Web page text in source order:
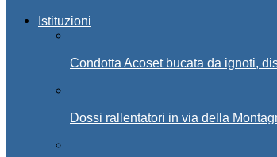
Istituzioni
Condotta Acoset bucata da ignoti,
Dossi rallentatori in via della